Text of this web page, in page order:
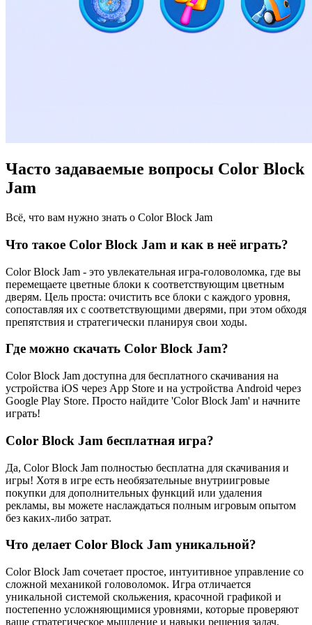
Часто задаваемые вопросы Color Block
Jam
Всё, что вам нужно знать о Color Block Jam
Что такое Color Block Jam и как в неё играть?
Color Block Jam - это увлекательная игра-головоломка, где вы
перемещаете цветные блоки к соответствующим цветным
дверям. Цель проста: очистить все блоки с каждого уровня,
сопоставляя их с соответствующими дверями, при этом обходя
препятствия и стратегически планируя свои ходы.
Где можно скачать Color Block Jam?
Color Block Jam доступна для бесплатного скачивания на
устройства iOS через App Store и на устройства Android через
Google Play Store. Просто найдите 'Color Block Jam' и начните
играть!
Color Block Jam бесплатная игра?
Да, Color Block Jam полностью бесплатна для скачивания и
игры! Хотя в игре есть необязательные внутриигровые
покупки для дополнительных функций или удаления
рекламы, вы можете наслаждаться полным игровым опытом
без каких-либо затрат.
Что делает Color Block Jam уникальной?
Color Block Jam сочетает простое, интуитивное управление со
сложной механикой головоломок. Игра отличается
уникальной системой скольжения, красочной графикой и
постепенно усложняющимися уровнями, которые проверяют
ваше стратегическое мышление и навыки решения задач.